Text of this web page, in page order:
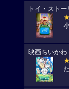
トイ・スト
映画ちいかわ